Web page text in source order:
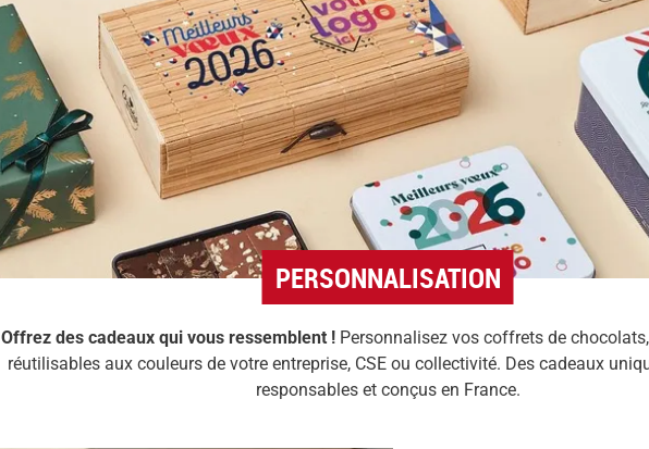
PERSONNALISATION
Offrez des cadeaux qui vous ressemblent ! Personnalisez vos coffrets de
réutilisables aux couleurs de votre entreprise, CSE ou collectivité. Des cadeaux
responsables et conçus en France.